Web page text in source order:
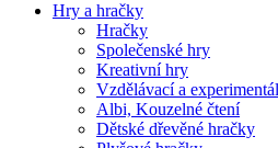
Hry a hračky
Hračky
Společenské hry
Kreativní hry
Vzdělávací a
Albi, Kouzelné čtení
Dětské dřevěné hračky